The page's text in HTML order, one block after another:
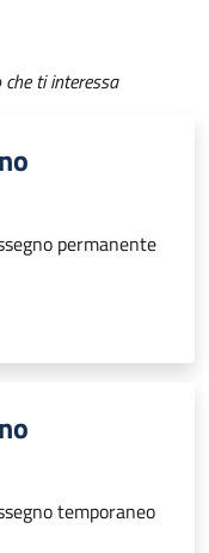
ti interessa
permanente
temporaneo